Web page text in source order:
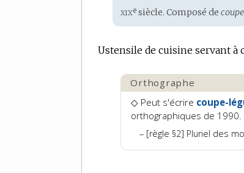
Étymologie
:
xixe siècle. Composé de
Ustensile de cuisine servant à
Orthographe
◇ Peut s'écrire coupe-
orthographiques de 1990.
[règle §2] Pluriel des